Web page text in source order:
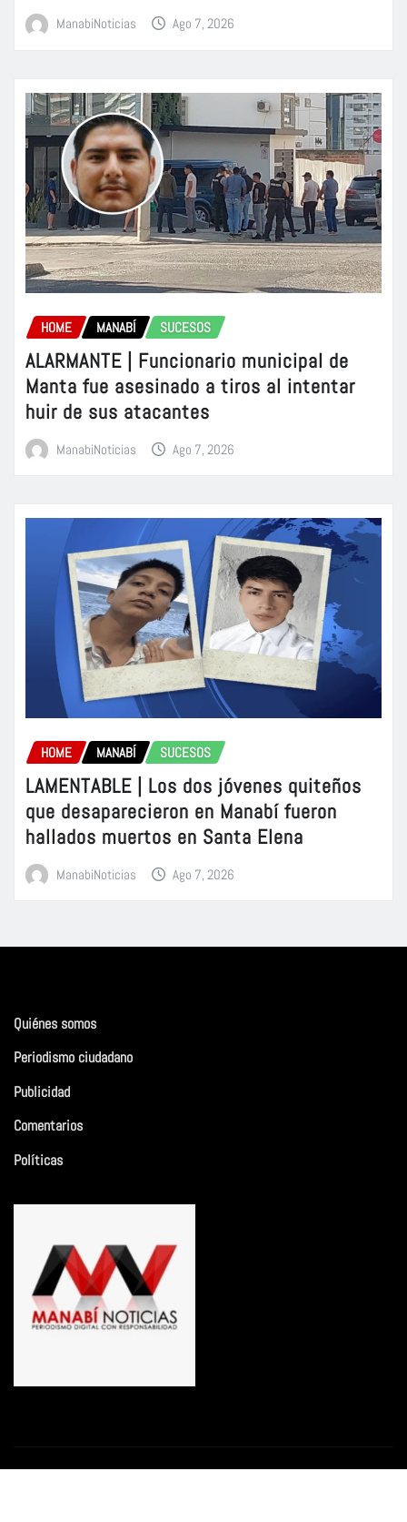
ManabiNoticias Ago 7, 2026
HOME MANABÍ SUCESOS
ALARMANTE | Funcionario municipal de
Manta fue asesinado a tiros al intentar
huir de sus atacantes
ManabiNoticias Ago 7, 2026
HOME MANABÍ SUCESOS
LAMENTABLE | Los dos jóvenes quiteños
que desaparecieron en Manabí fueron
hallados muertos en Santa Elena
ManabiNoticias Ago 7, 2026
Quiénes somos
Periodismo ciudadano
Publicidad
Comentarios
Políticas